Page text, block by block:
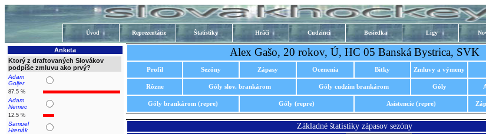
Úvod Reprezentácie Štatistiky Hráči Cudzinci Besiedka Ligy
Anketa
Ktorý z draftovaných Slovákov
podpíše zmluvu ako prvý?
Adam
Goljer
87.5 %
Adam
Nemec
12.5 %
Samuel
Hrenák
Alex Gašo, 20 rokov, Ú, HC 05 Banská Bystrica, SVK
Profil Sezóny Zápasy Ocenenia Bitky Zmluvy a výmeny
Rôzne Góly slov. brankárom Góly cudzím brankárom Góly
Góly brankárom (repre) Góly (repre) Asistencie (repre)
Základné štatistiky zápasov sezóny